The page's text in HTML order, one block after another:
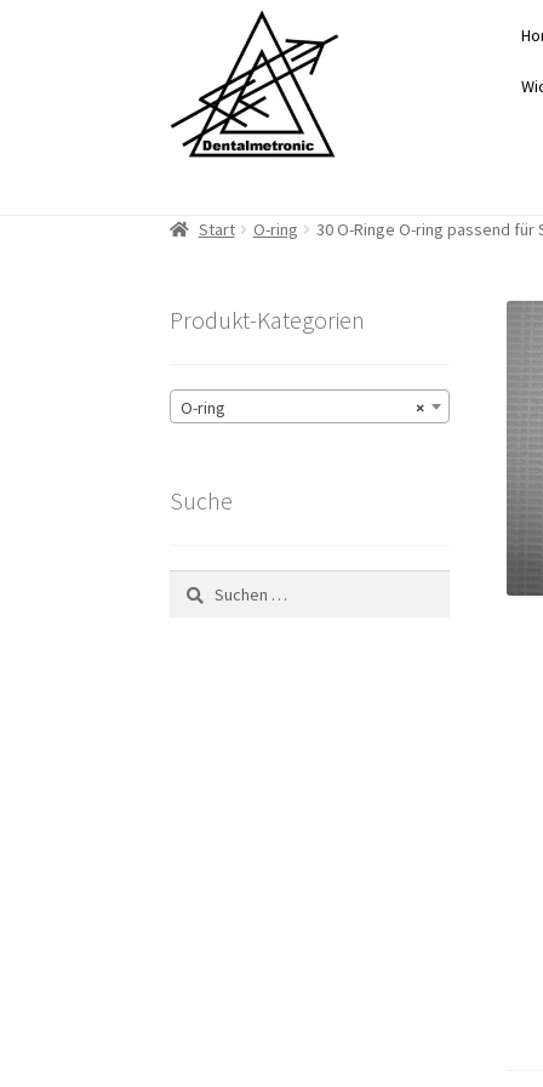
Navigation
springen
springen
Start O-ring 30 O-Ringe O-ring passend für
Produkt-Kategorien
×
O-ring
Suche
Suchen
nach: